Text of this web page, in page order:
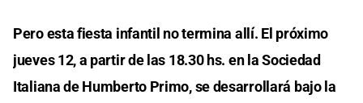
Pero esta fiesta infantil no termina allí. El próximo
jueves 12, a partir de las 18.30 hs. en la Sociedad
Italiana de Humberto Primo, se desarrollará bajo la